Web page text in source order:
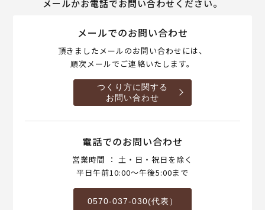
メールかお電話でお問い合わせください。
メールでのお問い合わせ
頂きましたメールのお問い合わせには、
順次メールでご連絡いたします。
つくり方に関する
お問い合わせ
電話でのお問い合わせ
営業時間 ： 土・日・祝日を除く
平日午前10:00～午後5:00まで
0570-037-030(代表）